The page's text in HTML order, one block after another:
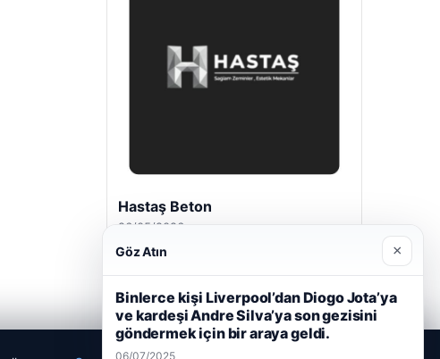
Hastaş Beton
26/05/2026
Göz Atın ×
Binlerce kişi Liverpool’dan Diogo Jota’ya
ve kardeşi Andre Silva’ya son gezisini
göndermek için bir araya geldi.
06/07/2025